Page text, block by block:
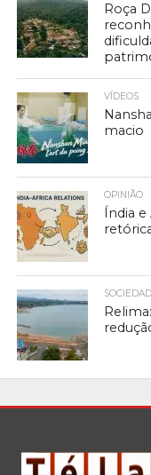
Roça
VÍDEOS
macio
OPINIÃO
Índia e